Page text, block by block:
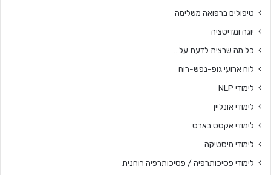
טיפולים ברפואה משלימה
יוגה ומדיטציה
כל מה שרצית לדעת על…
לוח ארועי גופ-נפש-רוח
לימודי NLP
לימודי אונליין
לימודי אקסס בארס
לימודי מיסטיקה
לימודי פסיכותרפיה / פסיכותרפיה רוחנית